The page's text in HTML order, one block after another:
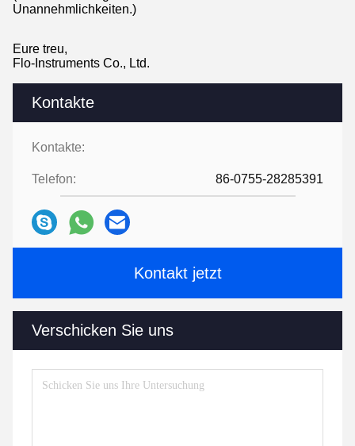
Kontakte
Kontakte:
Telefon: 86-0755-28285391
Kontakt jetzt
Verschicken Sie uns
Unannehmlichkeiten.)
Eure treu,
Flo-Instruments Co., Ltd.